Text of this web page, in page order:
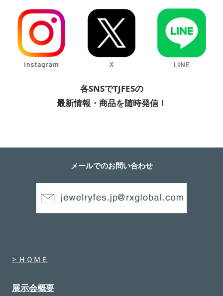
各SNSでTJFESの
最新情報・商品を随時発信！
メールでのお問い合わせ
> ＨＯＭＥ
展示会概要